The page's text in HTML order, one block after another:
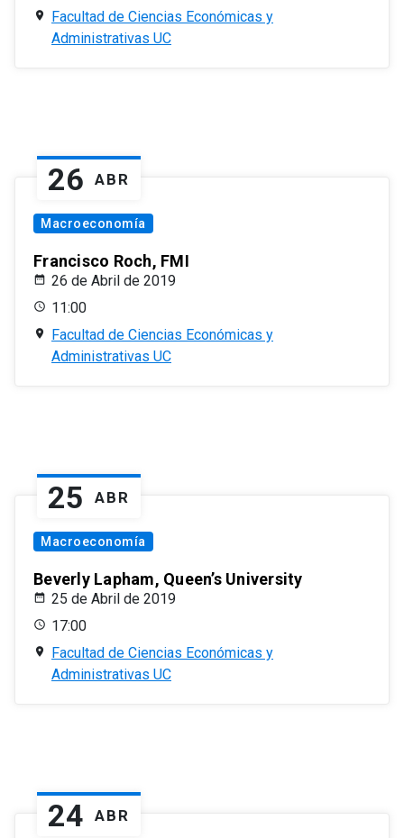
Facultad de Ciencias Económicas y
Administrativas UC
26 ABR
Macroeconomía
Francisco Roch, FMI
26 de Abril de 2019
11:00
Facultad de Ciencias Económicas y
Administrativas UC
25 ABR
Macroeconomía
Beverly Lapham, Queen’s University
25 de Abril de 2019
17:00
Facultad de Ciencias Económicas y
Administrativas UC
24 ABR